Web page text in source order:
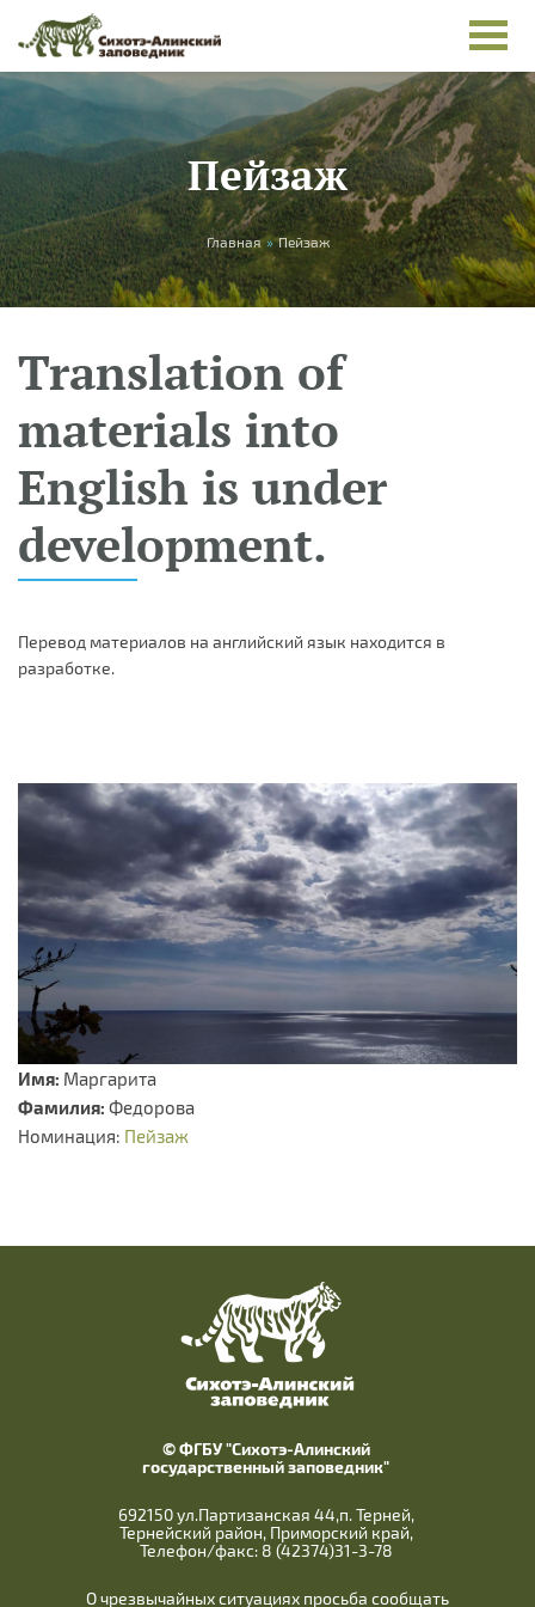
Skip to main content
Пейзаж
You are here
Главная » Пейзаж
Translation of
materials into
English is under
development.
Перевод материалов на английский язык находится в
разработке.
Имя: Маргарита
Фамилия: Федорова
Номинация: Пейзаж
© ФГБУ "Сихотэ-Алинский
государственный заповедник"
692150 ул.Партизанская 44,п. Терней,
Тернейский район, Приморский край,
Телефон/факс: 8 (42374)31-3-78
О чрезвычайных ситуациях просьба сообщать